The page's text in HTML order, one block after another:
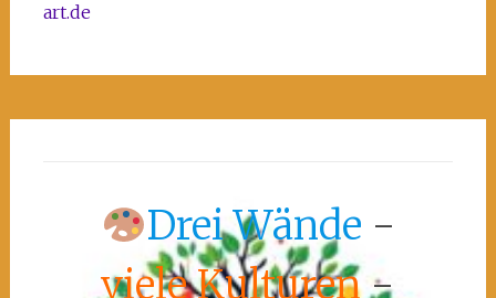
art.de
Drei Wände -
viele Kulturen-